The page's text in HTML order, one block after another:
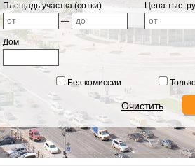
Площадь участка (сотки)
—
Цена тыс.
Дом
Без комиссии
Очистить